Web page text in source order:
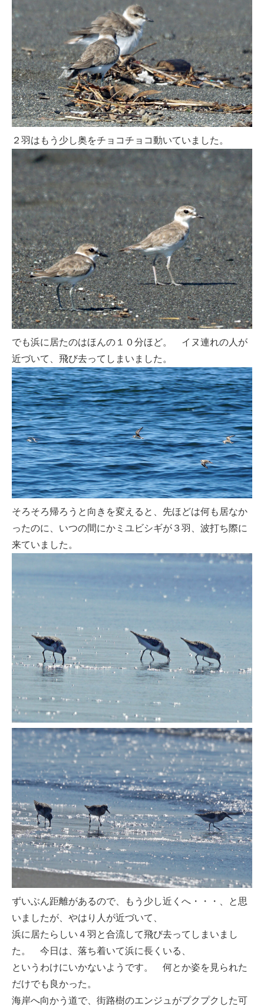
２羽はもう少し奥をチョコチョコ動いていました。
でも浜に居たのはほんの１０分ほど。 イヌ連れの人が
近づいて、飛び去ってしまいました。
そろそろ帰ろうと向きを変えると、先ほどは何も居なか
ったのに、いつの間にかミユビシギが３羽、波打ち際に
来ていました。
ずいぶん距離があるので、もう少し近くへ・・・、と思
いましたが、やはり人が近づいて、
浜に居たらしい４羽と合流して飛び去ってしまいまし
た。 今日は、落ち着いて浜に長くいる、
というわけにいかないようです。 何とか姿を見られた
だけでも良かった。
海岸へ向かう道で、街路樹のエンジュがプクプクした可